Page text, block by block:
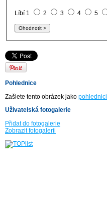
Líbí 1 2 3 4 5
Pohlednice
Zašlete tento obrázek jako pohlednici
Uživatelská fotogalerie
Přidat do fotogalerie
Zobrazit fotogalerii